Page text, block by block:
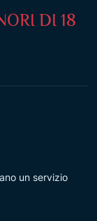
DI 18
un servizio